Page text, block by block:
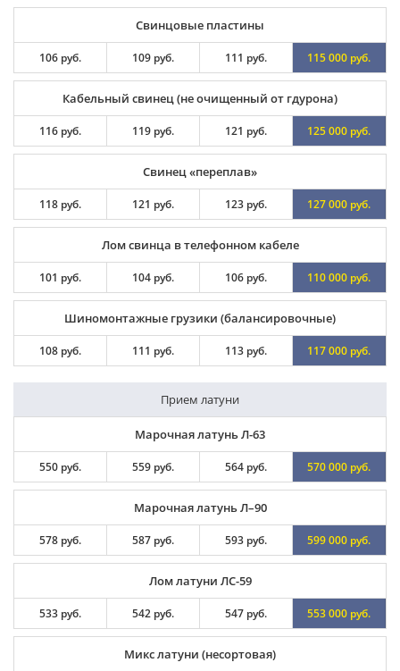
Свинцовые пластины
106 руб. 109 руб. 111 руб. 115 000 руб.
Кабельный свинец (не очищенный от гдурона)
116 руб. 119 руб. 121 руб. 125 000 руб.
Свинец «переплав»
118 руб. 121 руб. 123 руб. 127 000 руб.
Лом свинца в телефонном кабеле
101 руб. 104 руб. 106 руб. 110 000 руб.
Шиномонтажные грузики (балансировочные)
108 руб. 111 руб. 113 руб. 117 000 руб.
Прием латуни
Марочная латунь Л-63
550 руб. 559 руб. 564 руб. 570 000 руб.
Марочная латунь Л–90
578 руб. 587 руб. 593 руб. 599 000 руб.
Лом латуни ЛС-59
533 руб. 542 руб. 547 руб. 553 000 руб.
Микс латуни (несортовая)